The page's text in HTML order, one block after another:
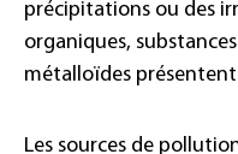
précipitations ou des
organiques,
métalloïdes
Les sources de